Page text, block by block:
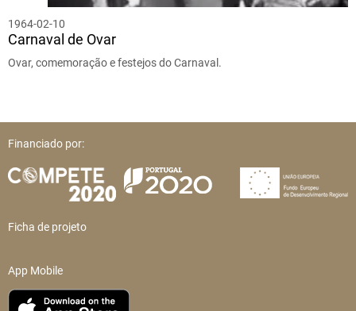
1964-02-10
Carnaval de Ovar
Ovar, comemoração e festejos do Carnaval.
Financiado por:
Ficha de projeto
App Mobile